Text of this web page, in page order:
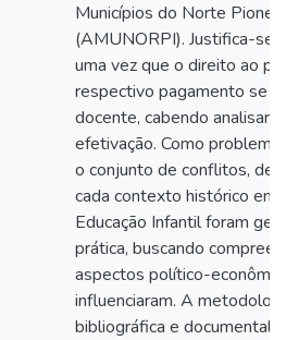
Municípios do Norte
(AMUNORPI). Justifica-se
uma vez que o direito ao
respectivo pagamento se
docente, cabendo analisar
efetivação. Como
o conjunto de conflitos, de
cada contexto histórico em
Educação Infantil foram
prática, buscando
aspectos político-
influenciaram. A
bibliográfica e documental,